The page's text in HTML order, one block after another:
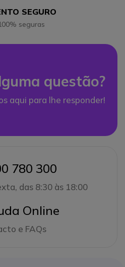
SEGURO
seguras
questão?
aqui para lhe responder!
780 300
das 8:30 às 18:00
Online
e FAQs